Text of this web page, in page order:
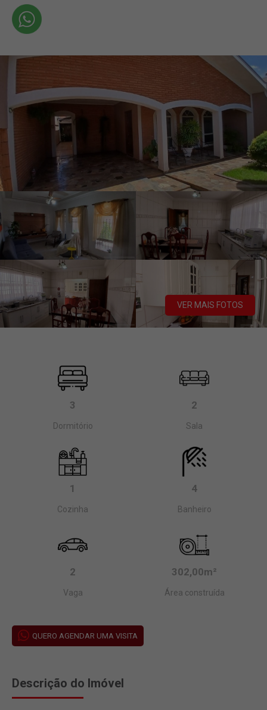
VER MAIS FOTOS
3
Dormitório
2
Sala
1
Cozinha
4
Banheiro
2
Vaga
302,00m²
Área construída
QUERO AGENDAR UMA VISITA
Descrição do Imóvel